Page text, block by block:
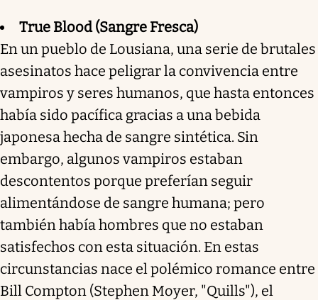
True Blood (Sangre Fresca)
En un pueblo de Lousiana, una serie de brutales
asesinatos hace peligrar la convivencia entre
vampiros y seres humanos, que hasta entonces
había sido pacífica gracias a una bebida
japonesa hecha de sangre sintética. Sin
embargo, algunos vampiros estaban
descontentos porque preferían seguir
alimentándose de sangre humana; pero
también había hombres que no estaban
satisfechos con esta situación. En estas
circunstancias nace el polémico romance entre
Bill Compton (Stephen Moyer, "Quills"), el